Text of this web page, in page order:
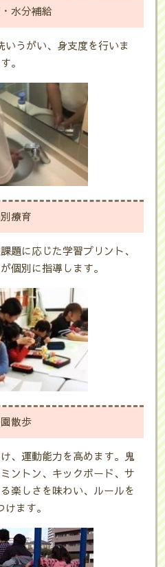
水分補給
いうがい、身支度を行いま
す。
療育
題に応じた学習プリント、
個別に指導します。
散歩
、運動能力を高めます。鬼
ントン、キックボード、サ
楽しさを味わい、ルールを
けます。